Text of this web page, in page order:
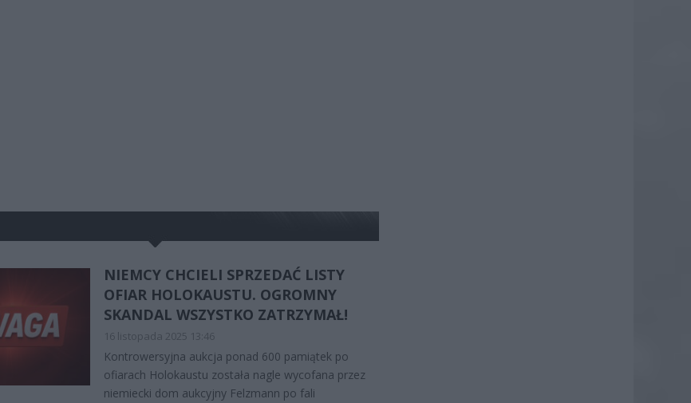
NIEMCY CHCIELI SPRZEDAĆ LISTY
OFIAR HOLOKAUSTU. OGROMNY
SKANDAL WSZYSTKO ZATRZYMAŁ!
16 listopada 2025 13:46
Kontrowersyjna aukcja ponad 600 pamiątek po
ofiarach Holokaustu została nagle wycofana przez
niemiecki dom aukcyjny Felzmann po fali